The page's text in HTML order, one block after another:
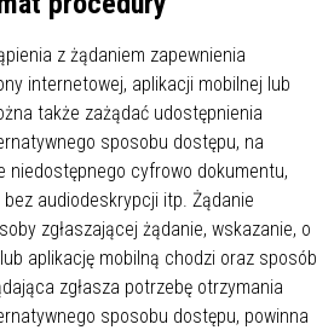
z żądaniem zapewnienia
internetowej, aplikacji mobilnej lub
także zażądać udostępnienia
sposobu dostępu, na
niedostępnego cyfrowo dokumentu,
audiodeskrypcji itp. Żądanie
zgłaszającej żądanie, wskazanie, o
aplikację mobilną chodzi oraz sposób
zgłasza potrzebę otrzymania
sposobu dostępu, powinna